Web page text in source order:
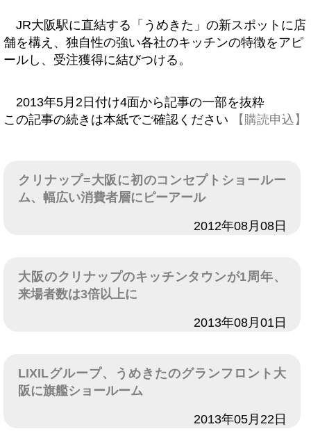
JR大阪駅に直結する「うめきた」の新スポットに店
舗を構え、独自性の強い各社のキッチンの特徴をアピ
ールし、受注獲得に結びつける。
2013年5月2日付け4面から記事の一部を抜粋
この記事の続きは本紙でご確認ください
【購読申込】
クリナップ=大阪に初のコンセプトショールー
ム、幅広い消費者層にピーアール
2012年08月08日
大阪のクリナップのキッチンタウンが1周年、
来場者数は3倍以上に
2013年08月01日
LIXILグループ、うめきたのグランフロント大
阪に旗艦ショールーム
2013年05月22日